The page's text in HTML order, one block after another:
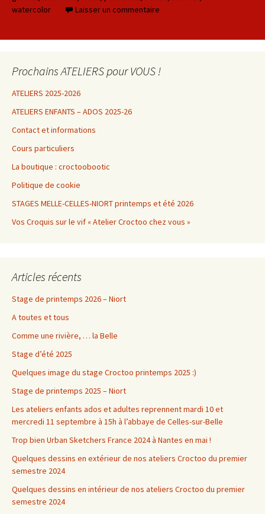
watercolor
Laisser un commentaire
Prochains ATELIERS pour VOUS !
ATELIERS 2025-2026
ATELIERS ENFANTS – ADOS 2025-26
Contact et informations
Cours particuliers
La boutique : croctoobootic
Politique de cookie
STAGES MELLE-CELLES-NIORT printemps et été 2026
Vos Croquis sur le vif « Atelier Croctoo chez vous »
Articles récents
Stage de printemps 2026 – Niort
A toutes et tous
Comme une rivière, … la Belle
Stage d’été 2025
Quelques image du stage Croctoo printemps 2025 :)
Stage de printemps 2025 – Niort
Les ateliers enfants ados et adultes reprennent mardi 10 et
mercredi 11 septembre à 15h à l’abbaye de Celles-sur-Belle
Trop bien Urban Sketchers France 2024 à Nantes en mai !
Quelques dessins en extérieur de nos ateliers Croctoo du premier
semestre 2024
Quelques dessins en intérieur de nos ateliers Croctoo du premier
semestre 2024